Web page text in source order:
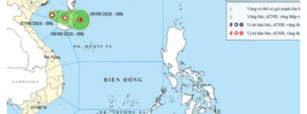
Hùng/TTXVN)
Các chuyên gia nhận định lĩnh vực xây dựng,
bất động sản là nguyên nhân phát thải của gần
40% lượng khí thải CO2 trên toàn cầu và chiếm
khoảng 36% tổng mức tiêu thụ năng lượng so